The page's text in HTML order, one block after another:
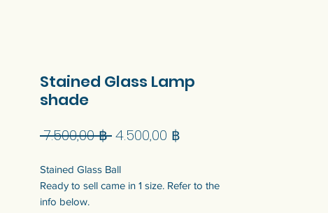
Stained Glass Lamp
shade
7.500,00 ฿ Giá
thường
4.500,00 ฿
rẻ
Stained Glass Ball
Ready to sell came in 1 size. Refer to the
info below.